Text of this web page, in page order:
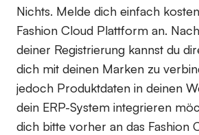
Nichts. Melde dich einfach
Fashion Cloud Plattform an.
deiner Registrierung kannst du
dich mit deinen Marken zu
jedoch Produktdaten in deinen
dein ERP-System integrieren
dich bitte vorher an das Fashion